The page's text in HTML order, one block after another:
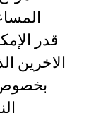
قدر
الاخرين
بخصوص